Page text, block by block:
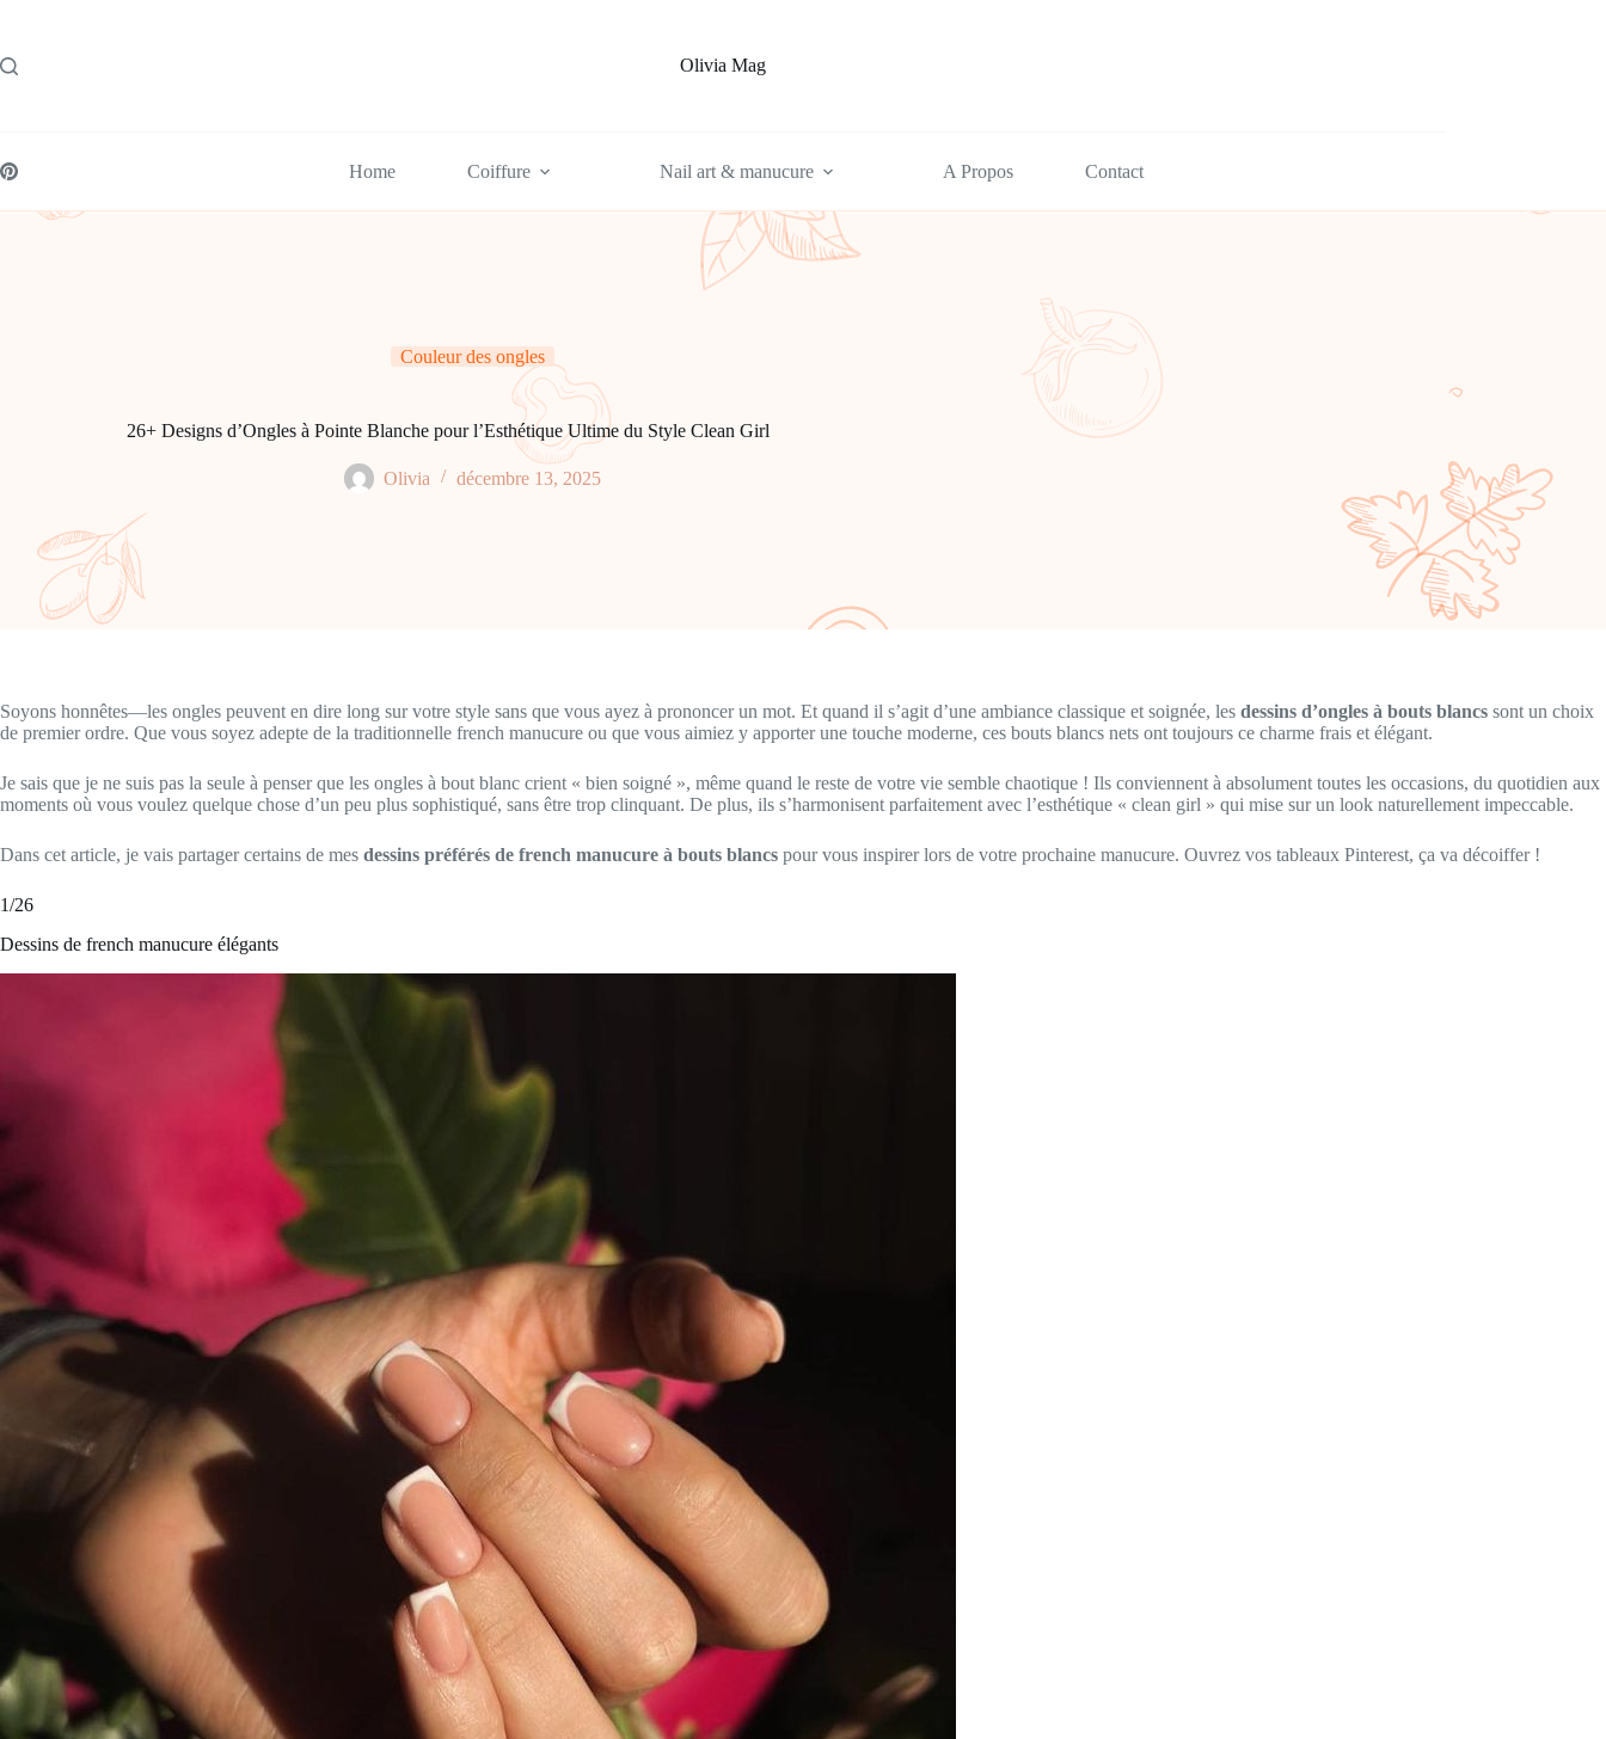
Olivia Mag
Home Coiffure Nail art & manucure A Propos Contact
Couleur des ongles
26+ Designs d’Ongles à Pointe Blanche pour l’Esthétique Ultime du Style Clean Girl
Olivia décembre 13, 2025
Soyons honnêtes—les ongles peuvent en dire long sur votre style sans que vous ayez à prononcer un mot. Et quand il s’agit d’une ambiance classique et soignée, les dessins d’ongles à bouts blancs sont un choix
de premier ordre. Que vous soyez adepte de la traditionnelle french manucure ou que vous aimiez y apporter une touche moderne, ces bouts blancs nets ont toujours ce charme frais et élégant.
Je sais que je ne suis pas la seule à penser que les ongles à bout blanc crient « bien soigné », même quand le reste de votre vie semble chaotique ! Ils conviennent à absolument toutes les occasions, du quotidien aux
moments où vous voulez quelque chose d’un peu plus sophistiqué, sans être trop clinquant. De plus, ils s’harmonisent parfaitement avec l’esthétique « clean girl » qui mise sur un look naturellement impeccable.
Dans cet article, je vais partager certains de mes dessins préférés de french manucure à bouts blancs pour vous inspirer lors de votre prochaine manucure. Ouvrez vos tableaux Pinterest, ça va décoiffer !
1/26
Dessins de french manucure élégants